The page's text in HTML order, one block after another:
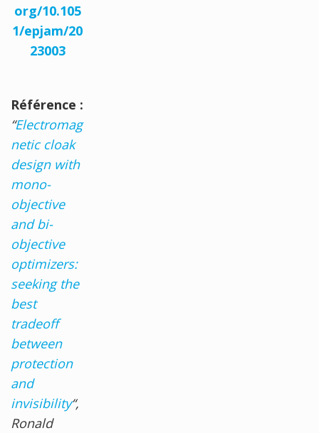
org/10.105
1/epjam/20
23003
Référence :
“Electromag
netic cloak
design with
mono-
objective
and bi-
objective
optimizers:
seeking the
best
tradeoff
between
protection
and
invisibility“,
Ronald